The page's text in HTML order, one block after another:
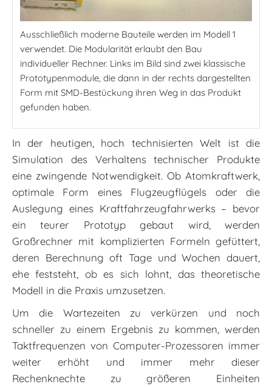
Ausschließlich moderne Bauteile werden im Modell 1
verwendet. Die Modularität erlaubt den Bau
individueller Rechner. Links im Bild sind zwei klassische
Prototypenmodule, die dann in der rechts dargestellten
Form mit SMD-Bestückung ihren Weg in das Produkt
gefunden haben.
In der heutigen, hoch technisierten Welt ist die
Simulation des Verhaltens technischer Produkte
eine zwingende Notwendigkeit. Ob Atomkraftwerk,
optimale Form eines Flugzeugflügels oder die
Auslegung eines Kraftfahrzeugfahrwerks – bevor
ein teurer Prototyp gebaut wird, werden
Großrechner mit komplizierten Formeln gefüttert,
deren Berechnung oft Tage und Wochen dauert,
ehe feststeht, ob es sich lohnt, das theoretische
Modell in die Praxis umzusetzen.
Um die Wartezeiten zu verkürzen und noch
schneller zu einem Ergebnis zu kommen, werden
Taktfrequenzen von Computer-Prozessoren immer
weiter erhöht und immer mehr dieser
Rechenknechte zu größeren Einheiten